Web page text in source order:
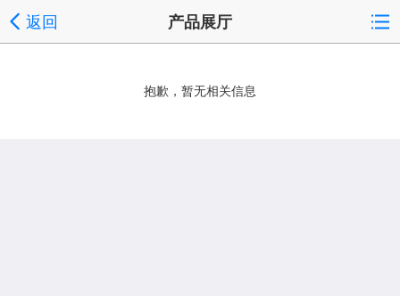
返回 产品展厅
抱歉，暂无相关信息